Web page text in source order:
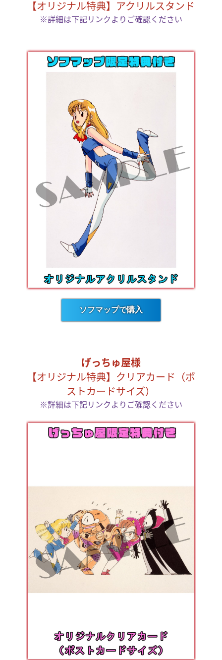
【オリジナル特典】アクリルスタンド
※詳細は下記リンクよりご確認ください
ソフマップで購入
げっちゅ屋様
【オリジナル特典】クリアカード（ポ
ストカードサイズ）
※詳細は下記リンクよりご確認ください